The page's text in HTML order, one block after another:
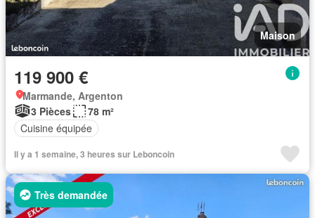
Maison
119 900 €
Marmande, Argenton
3 Pièces
78 m²
Cuisine équipée
Il y a 1 semaine, 3 heures sur Leboncoin
Très demandée